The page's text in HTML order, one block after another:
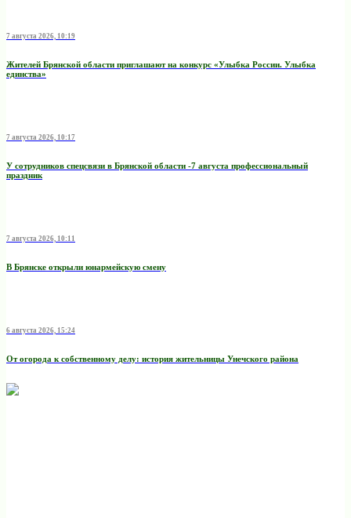
7 августа 2026, 10:19
Жителей Брянской области приглашают на конкурс «Улыбка России. Улыбка
единства»
7 августа 2026, 10:17
У сотрудников спецсвязи в Брянской области -7 августа профессиональный
праздник
7 августа 2026, 10:11
В Брянске открыли юнармейскую смену
6 августа 2026, 15:24
От огорода к собственному делу: история жительницы Унечского района